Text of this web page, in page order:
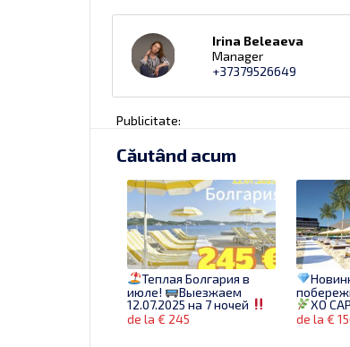
Irina Beleaeva
Manager
+37379526649
Publicitate:
Căutând acum
Теплая Болгария в
июле!
Выезжаем
12.07.2025 на 7 ночей
Для семьи 2 взрослых и
1 ребенка
de la € 245
XO
FETHIYE
de la €